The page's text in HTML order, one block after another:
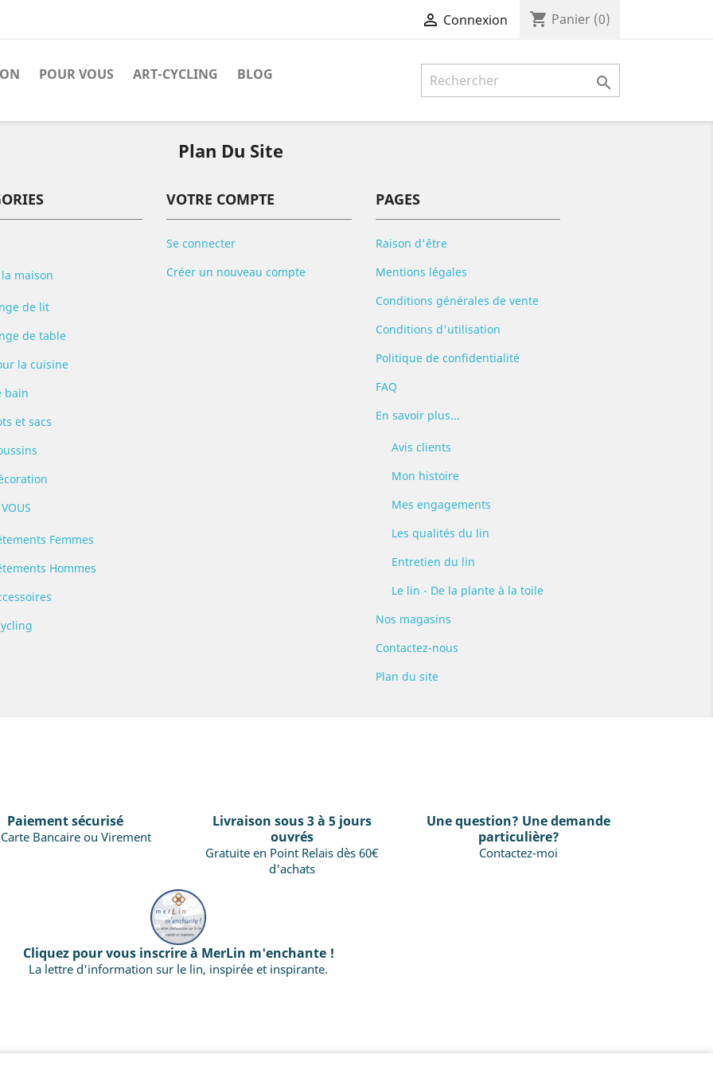
 Connexion shopping_cart Panier (0)
POUR VOUS ART-CYCLING BLOG 
Plan Du Site
maison
de lit
de table
la cuisine
bain
et sacs
Femmes
Hommes
VOTRE COMPTE
Se connecter
Créer un nouveau compte
PAGES
Raison d'être
Mentions légales
Conditions générales de vente
Conditions d'utilisation
Politique de confidentialité
FAQ
En savoir plus...
Avis clients
Mon histoire
Mes engagements
Les qualités du lin
Entretien du lin
Le lin - De la plante à la toile
Nos magasins
Contactez-nous
Plan du site
Paiement sécurisé
Bancaire ou Virement
Livraison sous 3 à 5 jours
ouvrés
Gratuite en Point Relais dès 60€
d'achats
Une question? Une demande
particulière?
Contactez-moi
Cliquez pour vous inscrire à MerLin m'enchante !
La lettre d'information sur le lin, inspirée et inspirante.